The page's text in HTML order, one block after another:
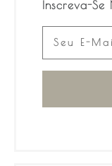
Inscreva-Se